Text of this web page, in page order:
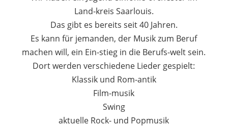
Land-kreis Saarlouis.
Das gibt es bereits seit 40 Jahren.
Es kann für jemanden, der Musik zum Beruf
machen will, ein Ein-stieg in die Berufs-welt sein.
Dort werden verschiedene Lieder gespielt:
Klassik und Rom-antik
Film-musik
Swing
aktuelle Rock- und Popmusik